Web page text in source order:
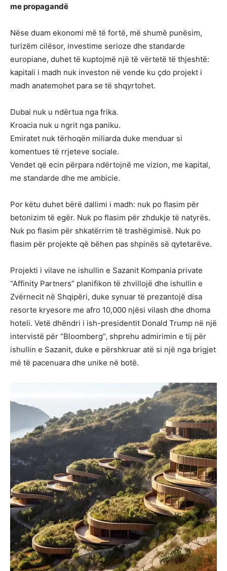
me propagandë
Nëse duam ekonomi më të fortë, më shumë punësim,
turizëm cilësor, investime serioze dhe standarde
europiane, duhet të kuptojmë një të vërtetë të thjeshtë:
kapitali i madh nuk investon në vende ku çdo projekt i
madh anatemohet para se të shqyrtohet.
Dubai nuk u ndërtua nga frika.
Kroacia nuk u ngrit nga paniku.
Emiratet nuk tërhoqën miliarda duke menduar si
komentues të rrjeteve sociale.
Vendet që ecin përpara ndërtojnë me vizion, me kapital,
me standarde dhe me ambicie.
Por këtu duhet bërë dallimi i madh: nuk po flasim për
betonizim të egër. Nuk po flasim për zhdukje të natyrës.
Nuk po flasim për shkatërrim të trashëgimisë. Nuk po
flasim për projekte që bëhen pas shpinës së qytetarëve.
Projekti i vilave ne ishullin e Sazanit Kompania private
“Affinity Partners” planifikon të zhvillojë dhe ishullin e
Zvërnecit në Shqipëri, duke synuar të prezantojë disa
resorte kryesore me afro 10,000 njësi vilash dhe dhoma
hoteli. Vetë dhëndri i ish-presidentit Donald Trump në një
intervistë për “Bloomberg”, shprehu admirimin e tij për
ishullin e Sazanit, duke e përshkruar atë si një nga brigjet
më të pacenuara dhe unike në botë.